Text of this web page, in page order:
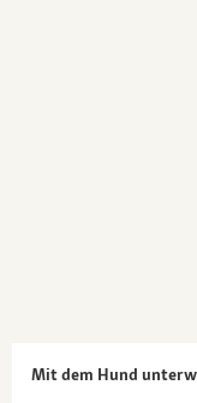
Mit dem Hund